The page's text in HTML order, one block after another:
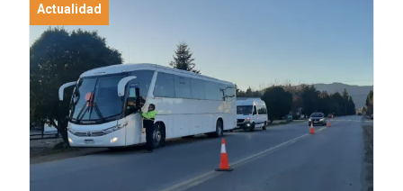
Actualidad